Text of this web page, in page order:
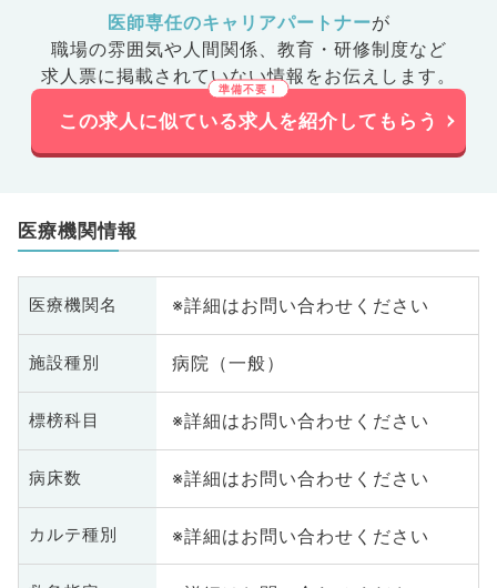
医師専任のキャリアパートナーが
職場の雰囲気や人間関係、 教育・研修制度など
求人票に掲載されていない情報をお伝えします。
この求人に似ている求人を紹介してもらう
医療機関情報
医療機関名 ※詳細はお問い合わせください
施設種別 病院（一般）
標榜科目 ※詳細はお問い合わせください
病床数 ※詳細はお問い合わせください
カルテ種別 ※詳細はお問い合わせください